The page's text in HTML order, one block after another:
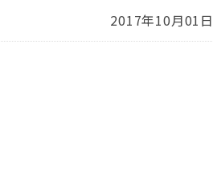
2017年10月01日